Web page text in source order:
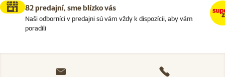
82 predajní, sme blízko vás
Naši odborníci v predajni sú vám vždy k dispozícii, aby vám
poradili